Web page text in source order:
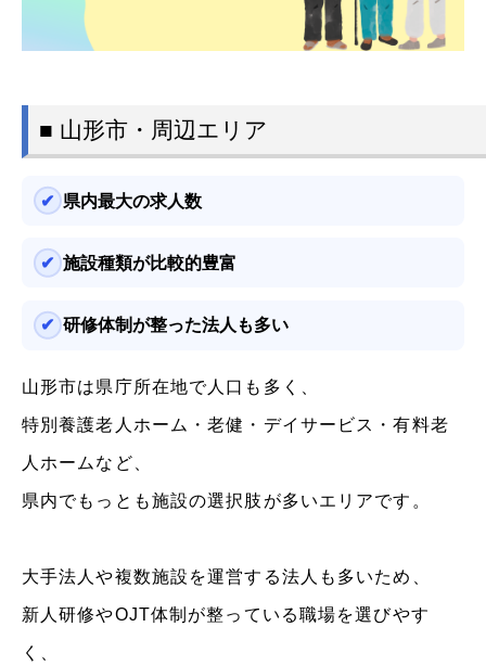
■ 山形市・周辺エリア
県内最大の求人数
施設種類が比較的豊富
研修体制が整った法人も多い
山形市は県庁所在地で人口も多く、
特別養護老人ホーム・老健・デイサービス・有料老
人ホームなど、
県内でもっとも施設の選択肢が多いエリアです。
大手法人や複数施設を運営する法人も多いため、
新人研修やOJT体制が整っている職場を選びやす
く、